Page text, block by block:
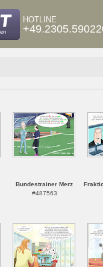
HOTLINE
Bundestrainer Merz
#487563